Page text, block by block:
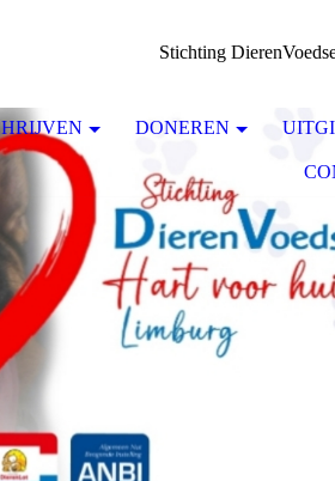
Stichting
DONEREN